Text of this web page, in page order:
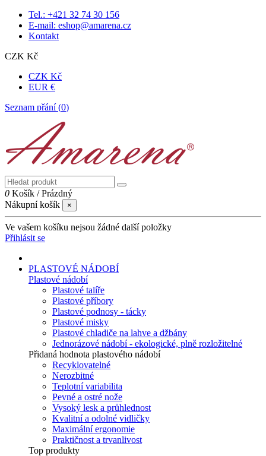
Tel.: +421 32 74 30 156
E-mail: eshop@amarena.cz
Kontakt
CZK Kč
CZK Kč
EUR €
Seznam přání (0)
0 Košík /Prázdný
Nákupní košík
×
Ve vašem košíku nejsou žádné další položky
Přihlásit se
PLASTOVÉ NÁDOBÍ
Plastové nádobí
Plastové talíře
Plastové příbory
Plastové podnosy - tácky
Plastové misky
Plastové chladiče na lahve a džbány
Jednorázové nádobí - ekologické, plně rozložitelné
Přidaná hodnota plastového nádobí
Recyklovatelné
Nerozbitné
Teplotní variabilita
Pevné a ostré nože
Vysoký lesk a průhlednost
Kvalitní a odolné vidličky
Maximální ergonomie
Praktičnost a trvanlivost
Top produkty